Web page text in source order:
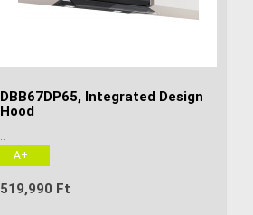
DBB67DP65, Integrated Design
Hood
A+
519,990 Ft